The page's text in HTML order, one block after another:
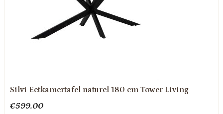
Silvi Eetkamertafel naturel 180 cm Tower Living
€599.00